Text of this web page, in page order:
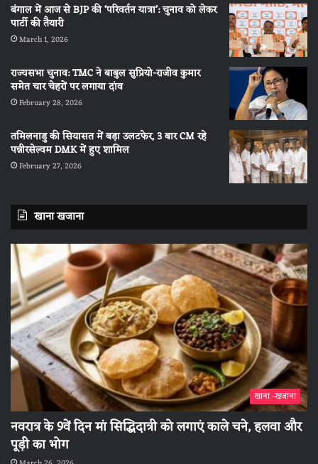
बंगाल में आज से BJP की ‘परिवर्तन यात्रा’: चुनाव को लेकर
पार्टी की तैयारी
March 1, 2026
राज्यसभा चुनाव: TMC ने बाबुल सुप्रियो-राजीव कुमार
समेत चार चेहरों पर लगाया दांव
February 28, 2026
तमिलनाडु की सियासत में बड़ा उलटफेर, 3 बार CM रहे
पन्नीरसेल्वम DMK में हुए शामिल
February 27, 2026
खाना खजाना
खाना -खजाना
नवरात्र के 9वें दिन मां सिद्धिदात्री को लगाएं काले चने, हलवा और
पूड़ी का भोग